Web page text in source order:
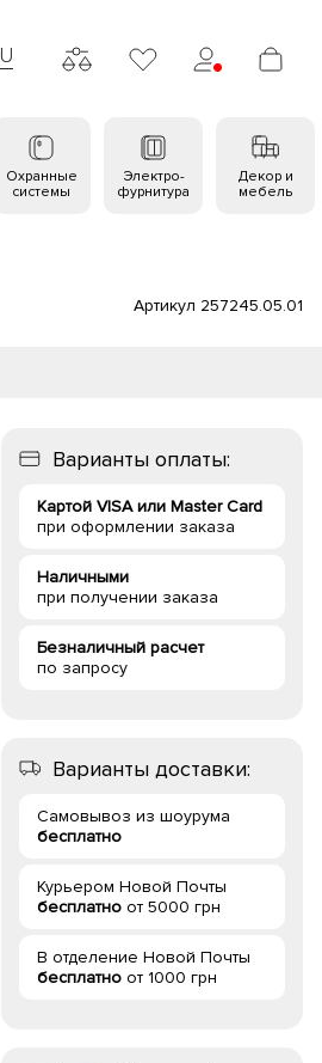
Охранные
системы
Электро-
фурнитура
Декор и
мебель
Артикул 257245.05.01
Варианты оплаты:
Картой VISA или Master Card
при оформлении заказа
Наличными
при получении заказа
Безналичный расчет
по запросу
Варианты доставки:
Самовывоз из шоурума
бесплатно
Курьером Новой Почты
бесплатно от 5000 грн
В отделение Новой Почты
бесплатно от 1000 грн